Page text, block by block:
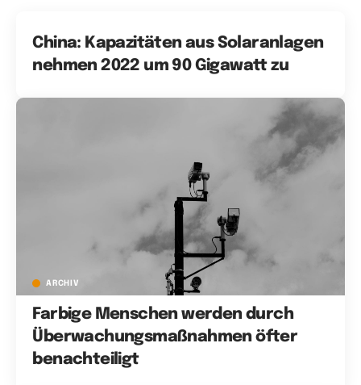
China: Kapazitäten aus Solaranlagen
nehmen 2022 um 90 Gigawatt zu
ARCHIV
Farbige Menschen werden durch
Überwachungsmaßnahmen öfter
benachteiligt